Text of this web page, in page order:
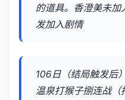
的道具。香澄美未加
发加入剧情
106日（结局触发后
温泉打猴子捌连战